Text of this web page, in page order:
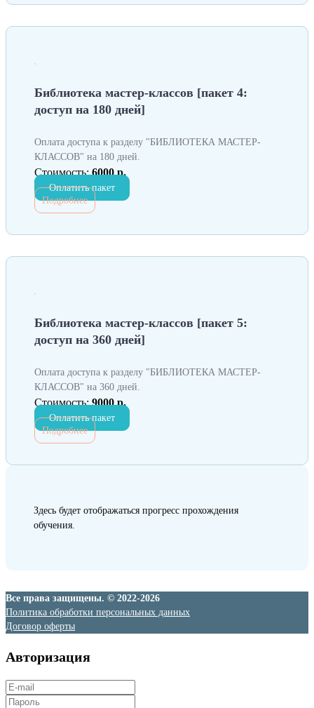
Библиотека мастер-классов [пакет 4:
доступ на 180 дней]
Оплата доступа к разделу "БИБЛИОТЕКА МАСТЕР-
КЛАССОВ" на 180 дней.
Стоимость: 6000 р.
Оплатить пакет
Подробнее
Библиотека мастер-классов [пакет 5:
доступ на 360 дней]
Оплата доступа к разделу "БИБЛИОТЕКА МАСТЕР-
КЛАССОВ" на 360 дней.
Стоимость: 9000 р.
Оплатить пакет
Подробнее
Здесь будет отображаться прогресс прохождения
обучения.
Все права защищены. © 2022-2026
Политика обработки персональных данных
Договор оферты
Авторизация